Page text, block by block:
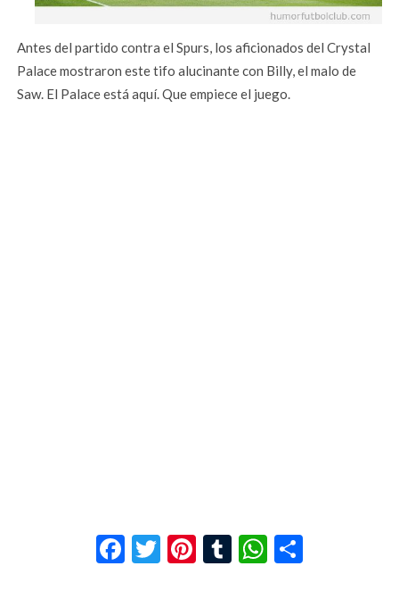
Antes del partido contra el Spurs, los aficionados del Crystal
Palace mostraron este tifo alucinante con Billy, el malo de
Saw. El Palace está aquí. Que empiece el juego.
Facebook
Twitter
Pinterest
TumblrWhatsApp